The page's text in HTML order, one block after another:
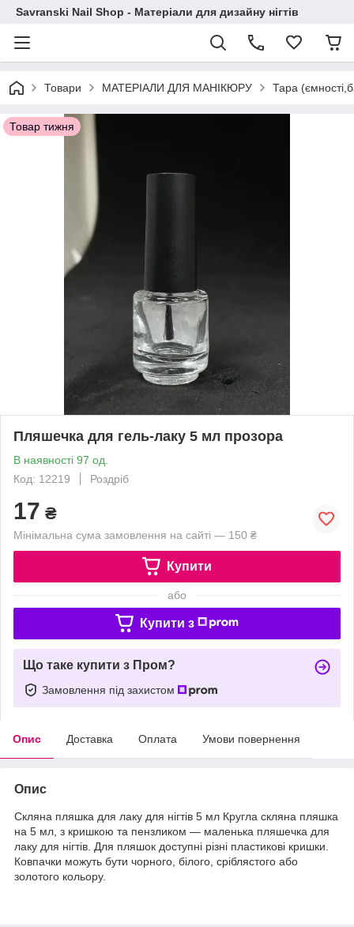
Savranski Nail Shop - Матеріали для дизайну нігтів
Товари МАТЕРІАЛИ ДЛЯ МАНІКЮРУ Тара
Товар тижня
Пляшечка для гель-лаку 5 мл прозора
В наявності 97 од.
Код: 12219
Роздріб
17 ₴
Мінімальна сума замовлення на сайті — 150 ₴
Купити
або
Купити з
Що таке купити з Пром?
Замовлення під захистом
Опис Доставка Оплата Умови повернення
Опис
Скляна пляшка для лаку для нігтів 5 мл Кругла скляна пляшка
на 5 мл, з кришкою та пензликом — маленька пляшечка для
лаку для нігтів. Для пляшок доступні різні пластикові кришки.
Ковпачки можуть бути чорного, білого, сріблястого або
золотого кольору.